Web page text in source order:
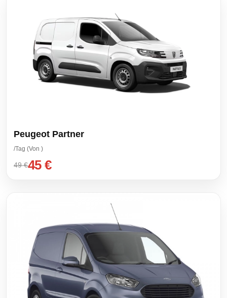
Peugeot Partner
/Tag (Von )
49 €45 €